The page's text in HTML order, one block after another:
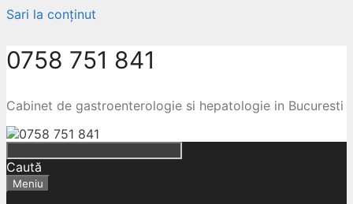
Sari la conținut
0758 751 841
Cabinet de gastroenterologie si hepatologie in Bucuresti
Caută
Meniu